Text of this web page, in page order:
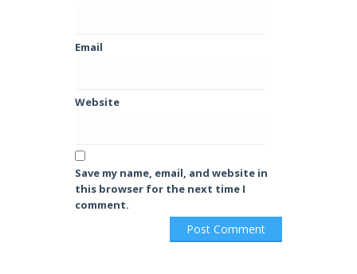
Email
Website
Save my name, email, and website in
this browser for the next time I
comment.